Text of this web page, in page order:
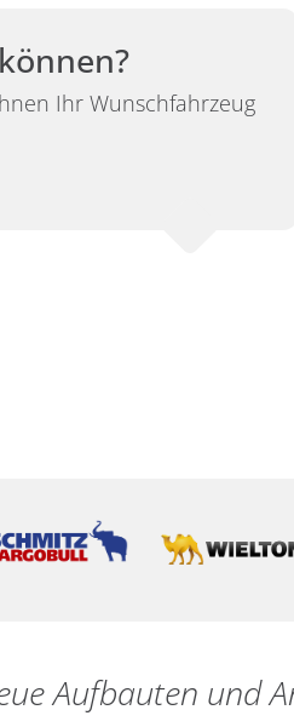
Ihr Wunschfahrzeug
Aufbauten und